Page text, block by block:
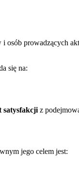
osób prowadzących
się na:
satysfakcji z
jego celem jest: